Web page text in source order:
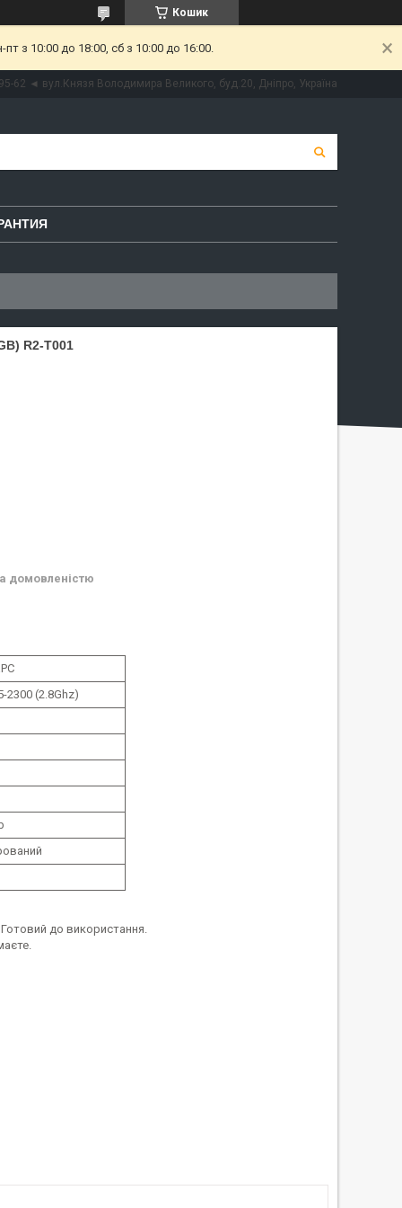
Кошик
з 10:00 до 18:00, сб з 10:00 до 16:00.
62 ◄ вул.Князя Володимира Великого, буд.20, Дніпро, Україна
R2-T001
домовленістю
2300 (2.8Ghz)
до використання.